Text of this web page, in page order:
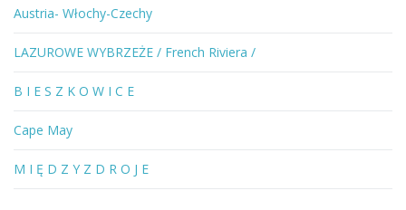
e
s
ł
o
w
o
l
u
b
f
Austria- Włochy-Czechy
LAZUROWE WYBRZEŻE / French Riviera /
B I E S Z K O W I C E
Cape May
M I Ę D Z Y Z D R O J E